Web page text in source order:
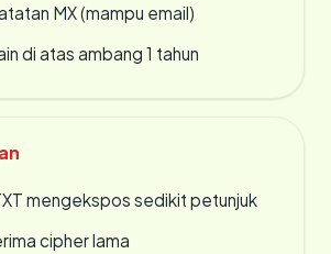
MX (mampu email)
di atas ambang 1 tahun
mengekspos sedikit petunjuk
cipher lama